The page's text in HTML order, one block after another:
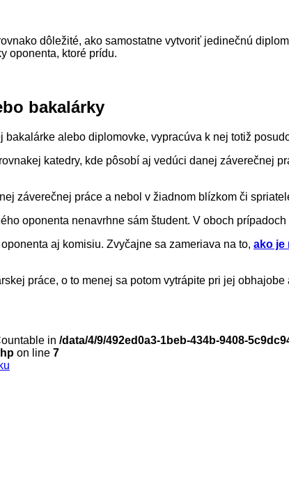
dôležité, ako samostatne vytvoriť jedinečnú
oponenta, ktoré prídu.
bakalárky
alebo diplomovke, vypracúva k nej totiž
katedry, kde pôsobí aj vedúci danej záverečnej
záverečnej práce a nebol v žiadnom blízkom či
oponenta nenavrhne sám študent. V oboch
aj komisiu. Zvyčajne sa zameriava na to, ako je
práce, o to menej sa potom vytrápite pri jej obhajobe
in /data/4/9/492ed0a3-1beb-434b-9408-
on line 7